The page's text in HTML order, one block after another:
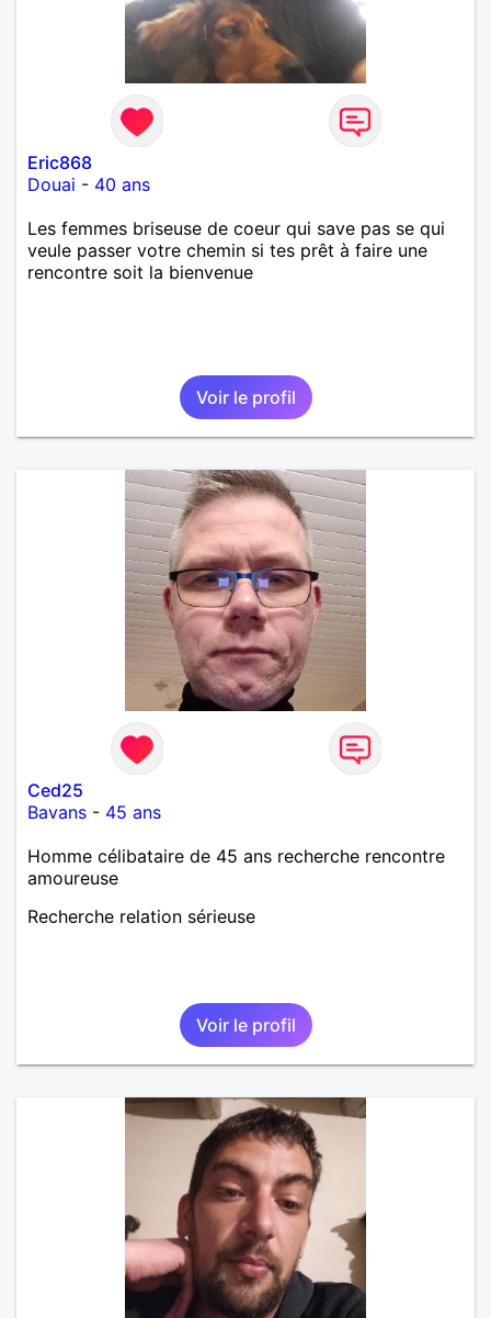
Eric868
Douai - 40 ans
Les femmes briseuse de coeur qui save pas se qui
veule passer votre chemin si tes prêt à faire une
rencontre soit la bienvenue
Voir le profil
Ced25
Bavans - 45 ans
Homme célibataire de 45 ans recherche rencontre
amoureuse
Recherche relation sérieuse
Voir le profil